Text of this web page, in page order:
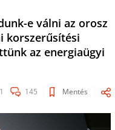
e válni az orosz
korszerűsítési
az energiaügyi
1 145 Mentés